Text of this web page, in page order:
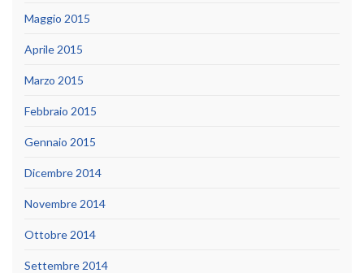
Maggio 2015
Aprile 2015
Marzo 2015
Febbraio 2015
Gennaio 2015
Dicembre 2014
Novembre 2014
Ottobre 2014
Settembre 2014